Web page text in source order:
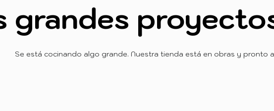
grandes
Se está cocinando algo grande. Nuestra tienda está en obras y pronto